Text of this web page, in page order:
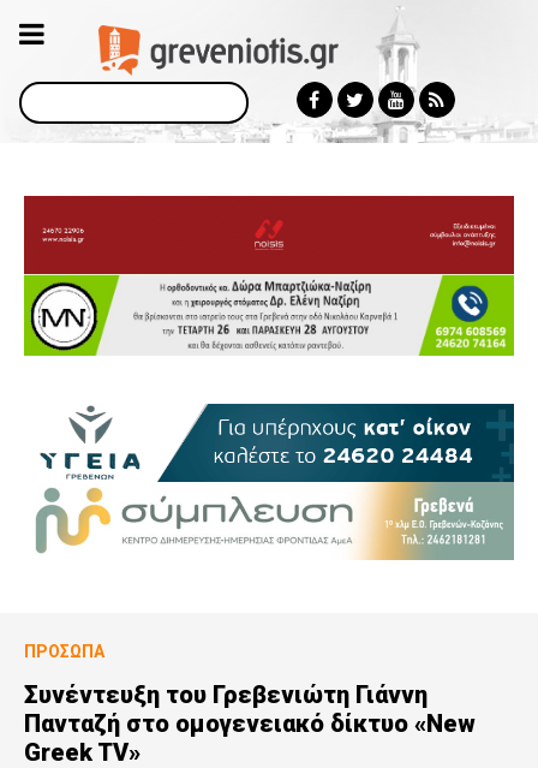
Αναζήτηση
ΠΡΌΣΩΠΑ
Συνέντευξη του Γρεβενιώτη Γιάννη
Πανταζή στο ομογενειακό δίκτυο «New
Greek TV»